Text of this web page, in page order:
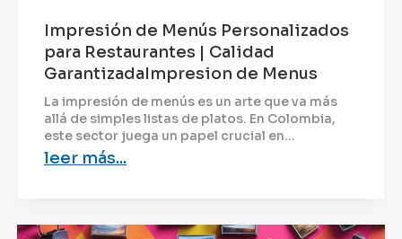
Impresión de Menús Personalizados
para Restaurantes | Calidad
GarantizadaImpresion de Menus
La impresión de menús es un arte que va más
allá de simples listas de platos. En Colombia,
este sector juega un papel crucial en...
leer más...